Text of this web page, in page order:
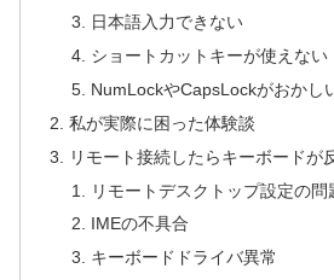
日本語入力できない
ショートカットキーが使えない
NumLockやCapsLockがおかし
私が実際に困った体験談
リモート接続したらキーボードが
リモートデスクトップ設定の問
IMEの不具合
キーボードドライバ異常